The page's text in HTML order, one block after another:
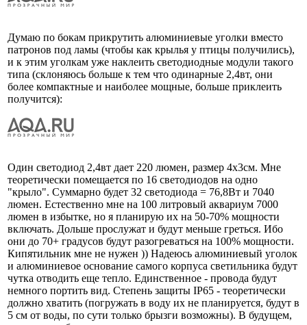
Думаю по бокам прикрутить алюминиевые уголки вместо
патронов под ламы (чтобы как крылья у птицы получились),
и к этим уголкам уже наклеить светодиодные модули такого
типа (склоняюсь больше к тем что одинарные 2,4вт, они
более компактные и наиболее мощные, больше приклеить
получится):
Один светодиод 2,4вт дает 220 люмен, размер 4х3см. Мне
теоретически помещается по 16 светодиодов на одно
"крыло". Суммарно будет 32 светодиода = 76,8Вт и 7040
люмен. Естественно мне на 100 литровый аквариум 7000
люмен в избытке, но я планирую их на 50-70% мощности
включать. Дольше прослужат и будут меньше греться. Ибо
они до 70+ градусов будут разогреваться на 100% мощности.
Кипятильник мне не нужен )) Надеюсь алюминиевый уголок
и алюминиевое основание самого корпуса светильника будут
чутка отводить еще тепло. Единственное - провода будут
немного портить вид. Степень защиты IP65 - теоретически
должно хватить (погружать в воду их не планируется, будут в
5 см от воды, по сути только брызги возможны). В будущем,